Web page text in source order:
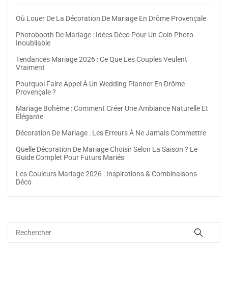
Où Louer De La Décoration De Mariage En Drôme Provençale
Photobooth De Mariage : Idées Déco Pour Un Coin Photo
Inoubliable
Tendances Mariage 2026 : Ce Que Les Couples Veulent
Vraiment
Pourquoi Faire Appel À Un Wedding Planner En Drôme
Provençale ?
Mariage Bohème : Comment Créer Une Ambiance Naturelle Et
Élégante
Décoration De Mariage : Les Erreurs À Ne Jamais Commettre
Quelle Décoration De Mariage Choisir Selon La Saison ? Le
Guide Complet Pour Futurs Mariés
Les Couleurs Mariage 2026 : Inspirations & Combinaisons
Déco